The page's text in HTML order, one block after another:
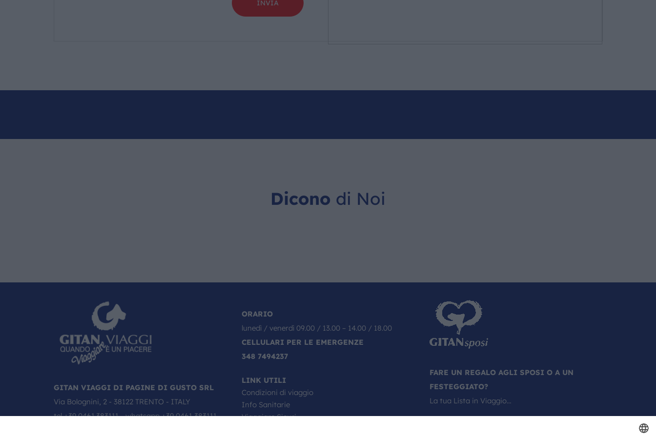
Dicono di Noi
GITAN VIAGGI DI PAGINE DI GUSTO SRL
Via Bolognini, 2 - 38122 TRENTO - ITALY
tel+39 0461.383111- whatsapp+39 0461 383111
ORARIO
lunedì / venerdì 09.00 / 13.00 – 14.00 / 18.00
CELLULARI PER LE EMERGENZE
348 7494237
LINK UTILI
Condizioni di viaggio
Info Sanitarie
Viaggiare Sicuri
FARE UN REGALO AGLI SPOSI O A UN
FESTEGGIATO?
La tua Lista in Viaggio…